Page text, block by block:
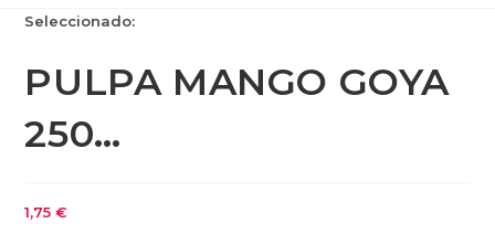
Seleccionado:
PULPA MANGO GOYA
250…
1,75€